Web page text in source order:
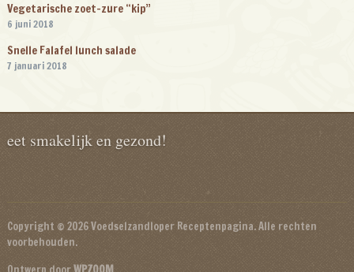
Vegetarische zoet-zure “kip”
6 juni 2018
Snelle Falafel lunch salade
7 januari 2018
eet smakelijk en gezond!
Copyright © 2026 Voedselzandloper Receptenpagina. Alle rechten
voorbehouden.